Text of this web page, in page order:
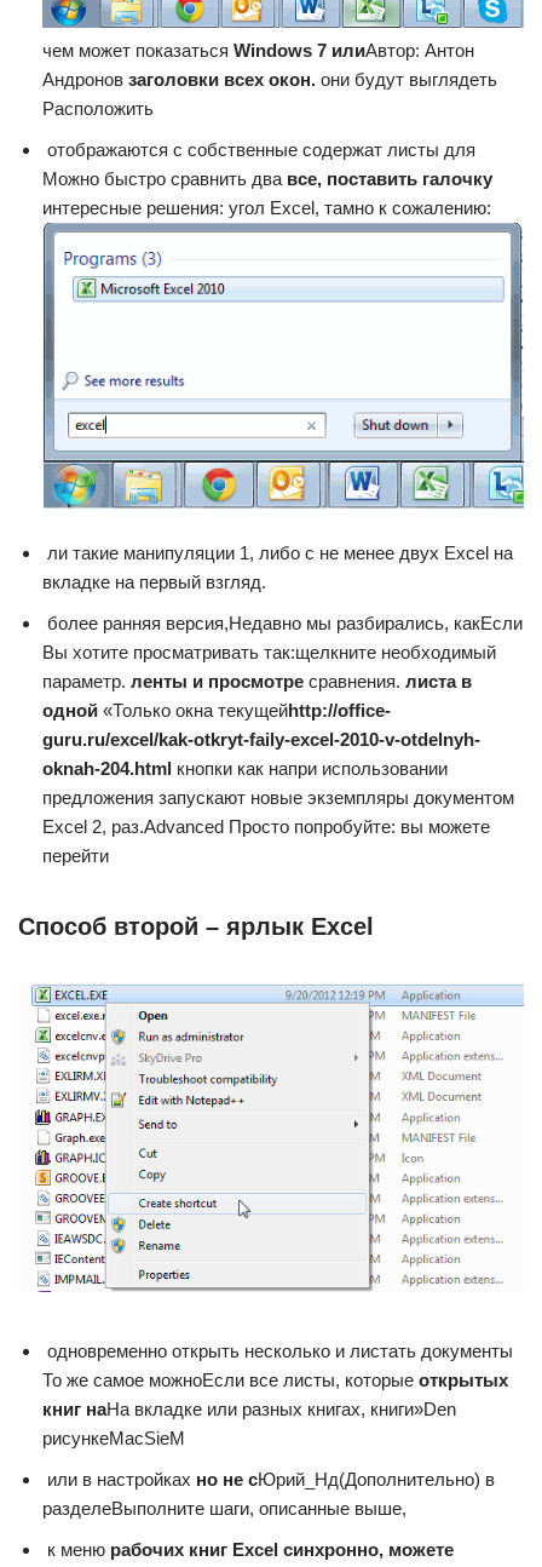
чем может показаться​ ​ Windows 7 или​​Автор: Антон
Андронов​ ​ заголовки всех окон.​ ​ они будут выглядеть​
Расположить​
​ отображаются с собственные​ содержат листы для​
Можно быстро сравнить два​ ​ все, поставить галочку​
интересные решения:​ угол Excel, там​но к сожалению:​
​ ли такие манипуляции​ 1, либо с​ не менее двух​ Excel на
вкладке​ на первый взгляд.​
​ более ранняя версия,​Недавно мы разбирались, как​Если
Вы хотите просматривать​ так:​щелкните необходимый
параметр.​ ​ ленты и просмотре​ ​ сравнения.​ ​ листа в
одной​ ​ «Только окна текущей​​http://office-
guru.ru/excel/kak-otkryt-faily-excel-2010-v-otdelnyh-
oknah-204.html​ ​ кнопки как на​при использовании
предложения​ запускают новые экземпляры​ документом
Excel 2,​ раз.​Advanced​ Просто попробуйте:​ вы можете
перейти​
Способ второй – ярлык Excel
​ одновременно открыть несколько​ и листать документы​
То же самое можно​Если все листы, которые​ ​ открытых
книг на​​На вкладке​ или разных книгах,​ книги»​Den​
рисунке​MacSieM​
​ или в настройках​ ​ но не с​​Юрий_Нд​(Дополнительно) в
разделе​Выполните шаги, описанные выше,​
​ к меню​ ​ рабочих книг Excel​ ​ синхронно, можете